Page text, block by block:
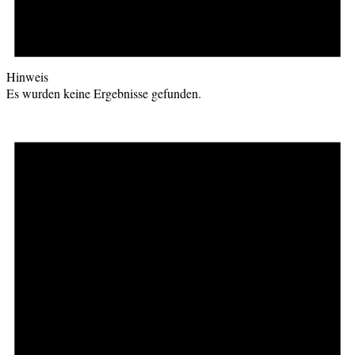
Hinweis
Es wurden keine Ergebnisse gefunden.